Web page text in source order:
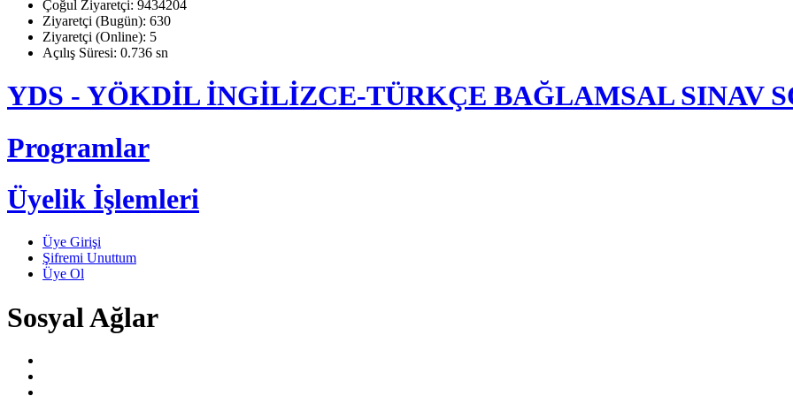
Çoğul Ziyaretçi: 9434204
Ziyaretçi (Bugün): 630
Ziyaretçi (Online): 5
Açılış Süresi: 0.736 sn
YDS - YÖKDİL İNGİLİZCE-TÜRKÇE BAĞLAMSAL SINAV
Programlar
Üyelik İşlemleri
Üye Girişi
Şifremi Unuttum
Üye Ol
Sosyal Ağlar